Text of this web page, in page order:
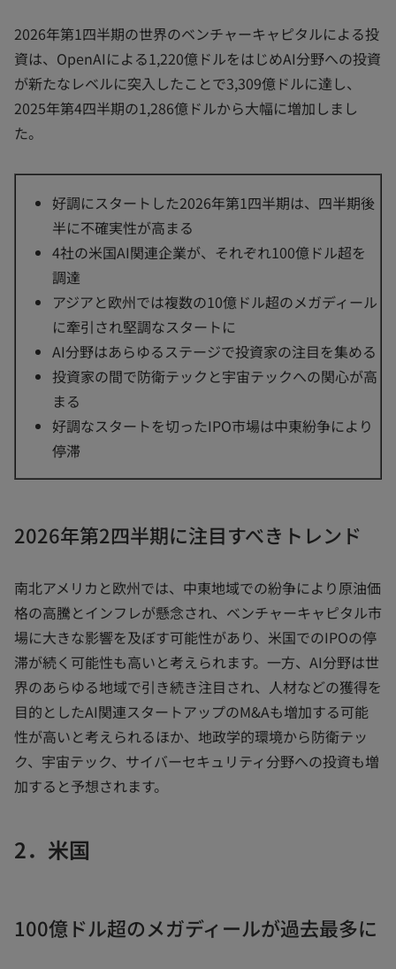
2026年第1四半期の世界のベンチャーキャピタルによる投
資は、OpenAIによる1,220億ドルをはじめAI分野への投資
が新たなレベルに突入したことで3,309億ドルに達し、
2025年第4四半期の1,286億ドルから大幅に増加しまし
た。
好調にスタートした2026年第1四半期は、四半期後
半に不確実性が高まる
4社の米国AI関連企業が、それぞれ100億ドル超を
調達
アジアと欧州では複数の10億ドル超のメガディール
に牽引され堅調なスタートに
AI分野はあらゆるステージで投資家の注目を集める
投資家の間で防衛テックと宇宙テックへの関心が高
まる
好調なスタートを切ったIPO市場は中東紛争により
停滞
2026年第2四半期に注目すべきトレンド
南北アメリカと欧州では、中東地域での紛争により原油価
格の高騰とインフレが懸念され、ベンチャーキャピタル市
場に大きな影響を及ぼす可能性があり、米国でのIPOの停
滞が続く可能性も高いと考えられます。一方、AI分野は世
界のあらゆる地域で引き続き注目され、人材などの獲得を
目的としたAI関連スタートアップのM&Aも増加する可能
性が高いと考えられるほか、地政学的環境から防衛テッ
ク、宇宙テック、サイバーセキュリティ分野への投資も増
加すると予想されます。
2．米国
100億ドル超のメガディールが過去最多に